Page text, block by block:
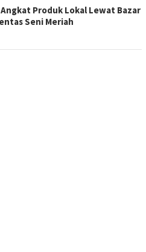
Produk Lokal Lewat Bazar
Seni Meriah